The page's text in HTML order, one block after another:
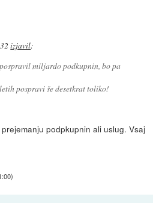
izjavil:
miljardo podkupnin, bo pa
pospravi še desetkrat toliko!
podpkupnin ali uslug. Vsaj
)